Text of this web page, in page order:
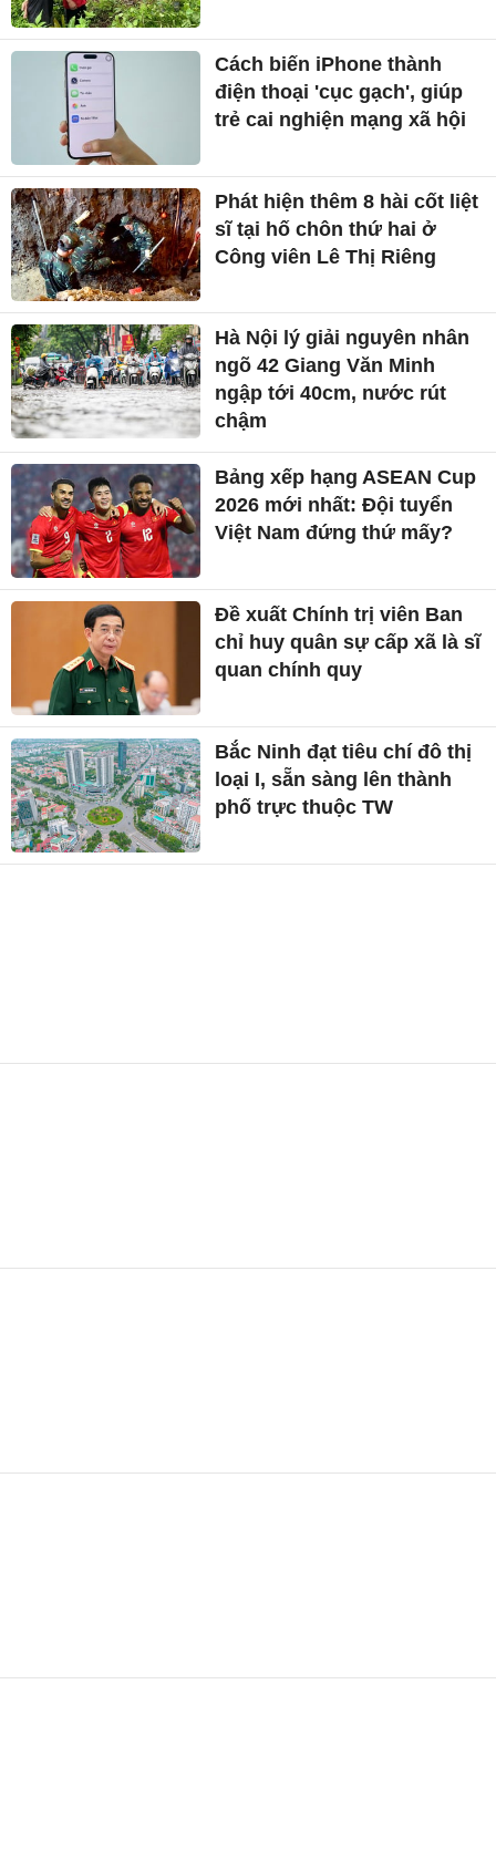
Cách biến iPhone thành
điện thoại 'cục gạch', giúp
trẻ cai nghiện mạng xã hội
Phát hiện thêm 8 hài cốt liệt
sĩ tại hố chôn thứ hai ở
Công viên Lê Thị Riêng
Hà Nội lý giải nguyên nhân
ngõ 42 Giang Văn Minh
ngập tới 40cm, nước rút
chậm
Bảng xếp hạng ASEAN Cup
2026 mới nhất: Đội tuyển
Việt Nam đứng thứ mấy?
Đề xuất Chính trị viên Ban
chỉ huy quân sự cấp xã là sĩ
quan chính quy
Bắc Ninh đạt tiêu chí đô thị
loại I, sẵn sàng lên thành
phố trực thuộc TW